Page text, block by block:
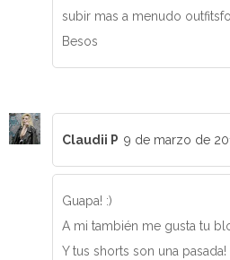
subir mas a menudo
Besos
Claudii P 9 de marzo de
Guapa! :)
A mi también me gusta tu
Y tus shorts son una pasada!